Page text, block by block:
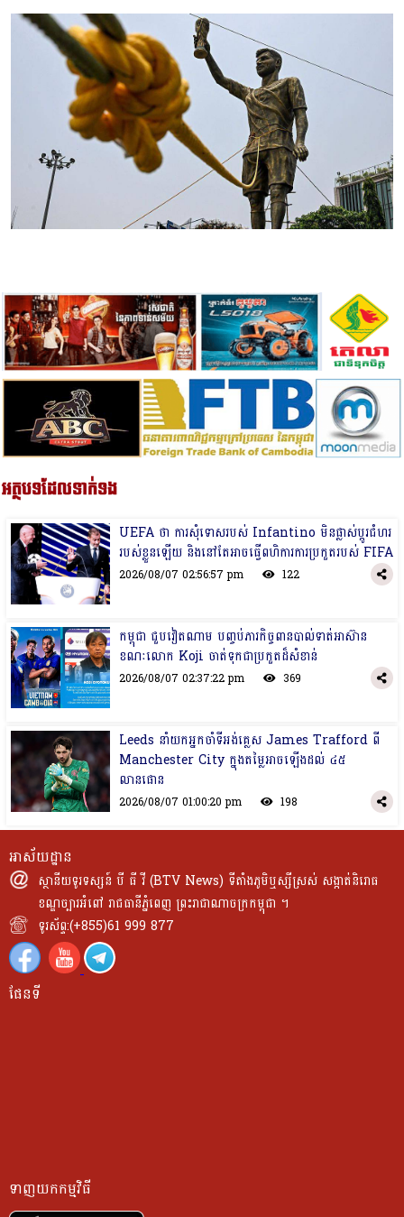
អត្ថបទដែលទាក់ទង
UEFA ថា ការសុំទោសរបស់ Infantino មិនផ្លាស់ប្តូរជំហរ
របស់ខ្លួនឡើយ និង​នៅ​តែ​អាច​ធ្វើ​ពហិការ​ការ​ប្រកួត​របស់ FIFA
2026/08/07 02:56:57 pm 122
កម្ពុជា ជួបវៀតណាម បញ្ចប់ភារកិច្ចពានបាល់ទាត់អាស៊ាន
ខណៈលោក ​Koji ​ចាត់ទុកជាប្រកួតដ៏សំខាន់
2026/08/07 02:37:22 pm 369
Leeds នាំយកអ្នកចាំទីអង់គ្លេស James Trafford ពី
Manchester City ក្នុងតម្លៃអាចឡើងដល់ ៤៥
លានផោន
2026/08/07 01:00:20 pm 198
អាស័យដ្ឋាន
ស្ថានីយទូរទស្សន៍ បី ធី វី (BTV News) ទីតាំងភូមិឬស្សីស្រស់ សង្កាត់និរោធ
ខណ្ឌច្បារអំពៅ រាជធានីភ្នំពេញ ព្រះរាជាណាចក្រកម្ពុជា ។
ទូរស័ព្ទ:(+855)61 999 877
ផែនទី
ទាញយកកម្មវិធី